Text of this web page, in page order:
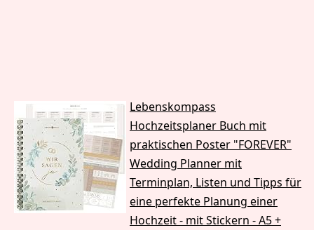
Lebenskompass
Hochzeitsplaner Buch mit
praktischen Poster "FOREVER"
Wedding Planner mit
Terminplan, Listen und Tipps für
eine perfekte Planung einer
Hochzeit - mit Stickern - A5 +